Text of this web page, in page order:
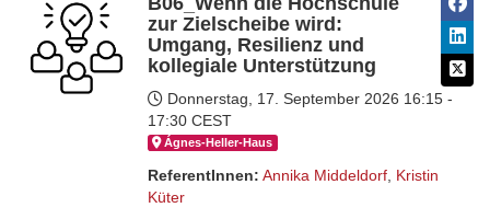
zur Zielscheibe wird:
Umgang, Resilienz und
kollegiale Unterstützung
Donnerstag, 17. September 2026 16:15 -
17:30 CEST
Ágnes-Hel­ler-Haus
ReferentInnen: Annika Middeldorf, Kristin
Küter